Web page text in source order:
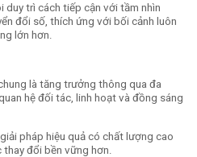
duy trì cách tiếp cận với tầm nhìn
đổi số, thích ứng với bối cảnh luôn
lớn hơn.
là tăng trưởng thông qua đa
hệ đối tác, linh hoạt và đồng sáng
pháp hiệu quả có chất lượng cao
đổi bền vững hơn.